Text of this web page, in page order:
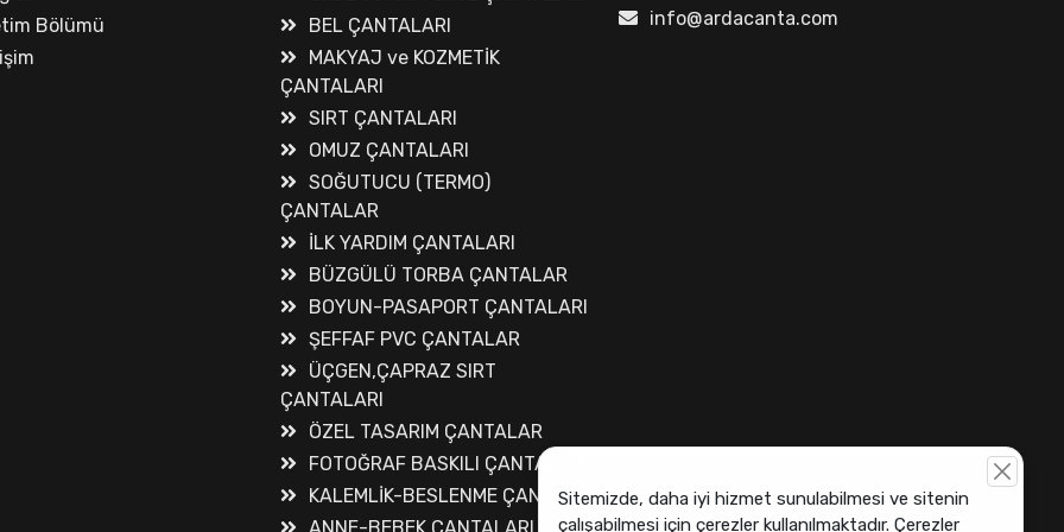
Bölümü
BEL ÇANTALARI
MAKYAJ ve KOZMETİK
ÇANTALARI
SIRT ÇANTALARI
OMUZ ÇANTALARI
SOĞUTUCU (TERMO)
ÇANTALAR
İLK YARDIM ÇANTALARI
BÜZGÜLÜ TORBA ÇANTALAR
BOYUN-PASAPORT ÇANTALARI
ŞEFFAF PVC ÇANTALAR
ÜÇGEN,ÇAPRAZ SIRT
ÇANTALARI
ÖZEL TASARIM ÇANTALAR
FOTOĞRAF BASKILI ÇANTALAR
KALEMLİK-BESLENME ÇANTASI
info@ardacanta.com
Sitemizde, daha iyi hizmet sunulabilmesi ve sitenin
çalışabilmesi için çerezler kullanılmaktadır. Çerezler